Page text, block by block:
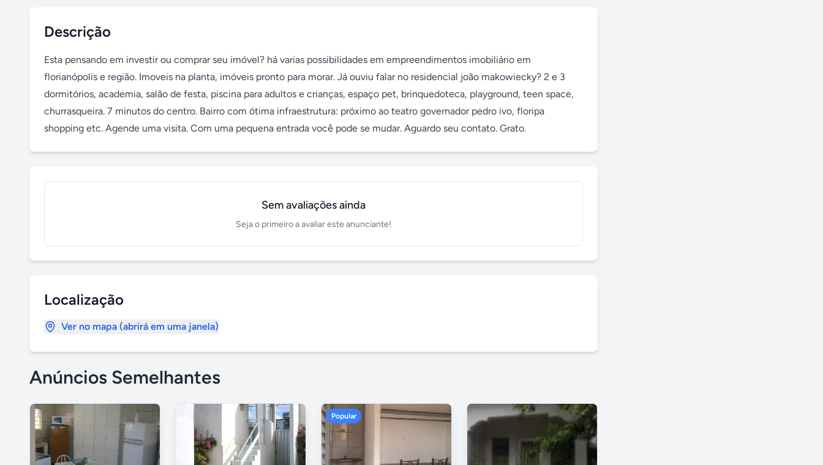
Descrição
Esta pensando em investir ou comprar seu imóvel? há varias possibilidades em empreendimentos imobiliário em
florianópolis e região. Imoveis na planta, imóveis pronto para morar. Já ouviu falar no residencial joão makowiecky? 2 e 3
dormitórios, academia, salão de festa, piscina para adultos e crianças, espaço pet, brinquedoteca, playground, teen space,
churrasqueira. 7 minutos do centro. Bairro com ótima infraestrutura: próximo ao teatro governador pedro ivo, floripa
shopping etc. Agende uma visita. Com uma pequena entrada você pode se mudar. Aguardo seu contato. Grato.
Sem avaliações ainda
Seja o primeiro a avaliar este anunciante!
Localização
Ver no mapa (abrirá em uma janela)
Anúncios Semelhantes
Popular